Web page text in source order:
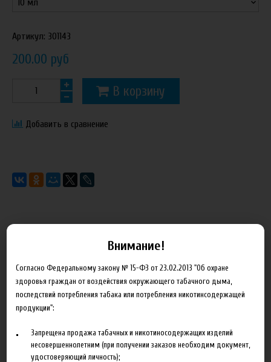
Артикул: 301143
200.00 руб
В корзину
Добавить в сравнение
Характеристики Отзывы
Производитель
The Perfumer's Apprentice
Объем
10 мл
Гарантия
Внимание!
Согласно Федеральному закону № 15-ФЗ от 23.02.2013 "Об охране
здоровья граждан от воздействия окружающего табачного дыма,
последствий потребления табака или потребления никотинсодержащей
продукции":
Запрещена продажа табачных и никотиносодержащих изделий
несовершеннолетним (при получении заказов необходим документ,
удостоверяющий личность);